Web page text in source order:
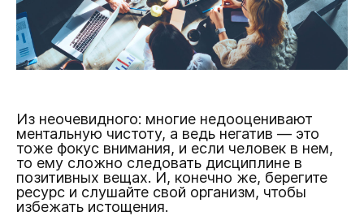
Из неочевидного: многие недооценивают
ментальную чистоту, а ведь негатив — это
тоже фокус внимания, и если человек в нем,
то ему сложно следовать дисциплине в
позитивных вещах. И, конечно же, берегите
ресурс и слушайте свой организм, чтобы
избежать истощения.